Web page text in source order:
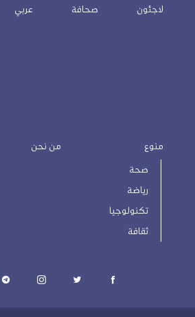
لاجئون صحافة عربي
منوع
صحة
رياضة
تكنولوجيا
ثقافة
من نحن